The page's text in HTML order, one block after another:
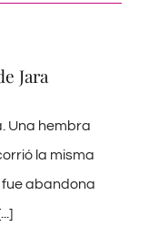
Jara
Una hembra
la misma
fue abandona